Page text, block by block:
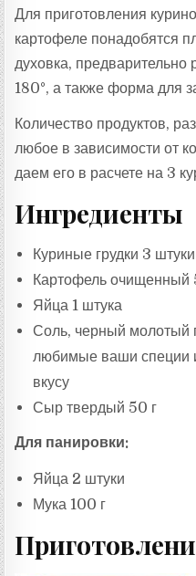
Для приготовления
картофеле понадобятся
духовка, предварительно
180°, а также форма для
Количество продуктов,
любое в зависимости от
даем его в расчете на 3
Ингредиенты
Куриные грудки 3 штуки
Картофель очищенный
Яйца 1 штука
Соль, черный молотый
любимые ваши специи
вкусу
Сыр твердый 50 г
Для панировки:
Яйца 2 штуки
Мука 100 г